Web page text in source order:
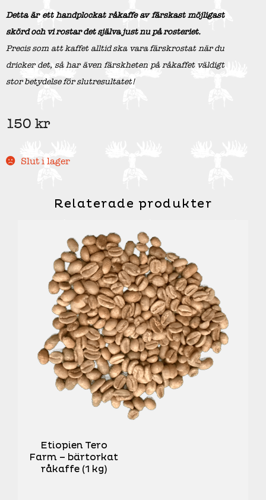
Detta är ett handplockat råkaffe av färskast möjligast
skörd och vi rostar det själva just nu på rosteriet.
Precis som att kaffet alltid ska vara färskrostat när du
dricker det, så har även färskheten på råkaffet väldigt
stor betydelse för slutresultatet!
150 kr
Slut i lager
Relaterade produkter
Etiopien Tero
Farm – bärtorkat
råkaffe (1 kg)